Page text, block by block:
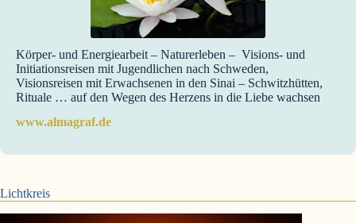
Körper- und Energiearbeit – Naturerleben – Visions- und
Initiationsreisen mit Jugendlichen nach Schweden,
Visionsreisen mit Erwachsenen in den Sinai – Schwitzhütten,
Rituale … auf den Wegen des Herzens in die Liebe wachsen
www.almagraf.de
Lichtkreis